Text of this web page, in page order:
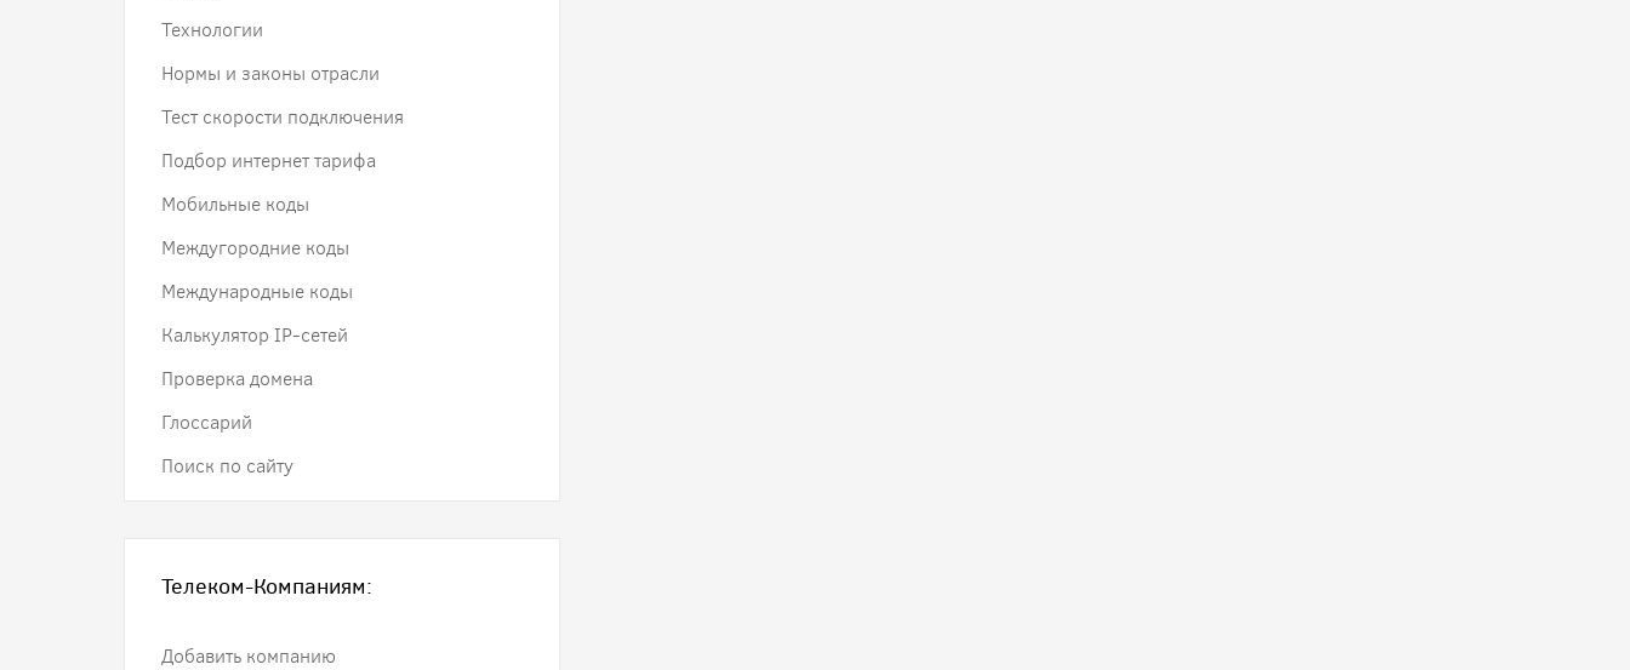
Технологии
Нормы и законы отрасли
Тест скорости подключения
Подбор интернет тарифа
Мобильные коды
Междугородние коды
Международные коды
Калькулятор IP-сетей
Проверка домена
Глоссарий
Поиск по сайту
Телеком-Компаниям:
Добавить компанию